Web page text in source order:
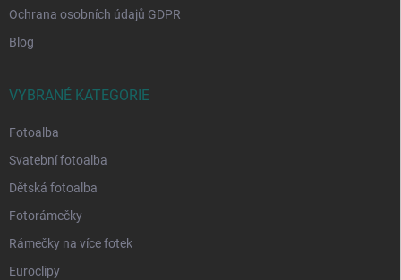
Ochrana osobních údajů GDPR
Blog
VYBRANÉ KATEGORIE
Fotoalba
Svatební fotoalba
Dětská fotoalba
Fotorámečky
Rámečky na více fotek
Euroclipy